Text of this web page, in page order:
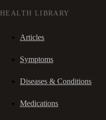
HEALTH LIBRARY
Articles
Symptoms
Diseases & Conditions
Medications